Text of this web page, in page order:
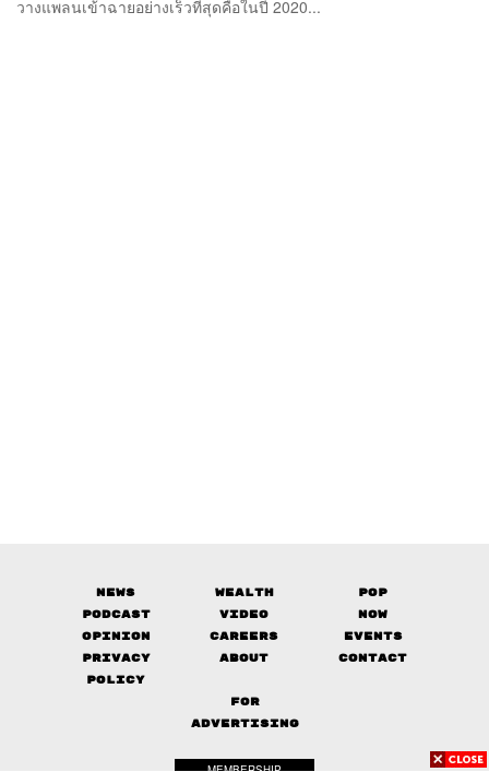
วางแพลนเข้าฉายอย่างเร็วที่สุดคือในปี 2020...
News Wealth
Pop
Podcast
Video
Now
Opinion
Careers
Events
Privacy
Policy
About Contact
FOR
ADVERTISING
MEMBERSHIP